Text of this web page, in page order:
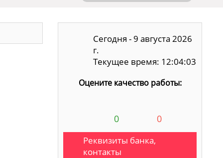
Сегодня - 9 августа 2026
г.
Текущее время: 12:04:04
Оцените качество работы:
0 0
Реквизиты банка,
контакты